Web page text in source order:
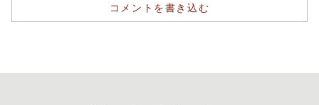
コメントを書き込む